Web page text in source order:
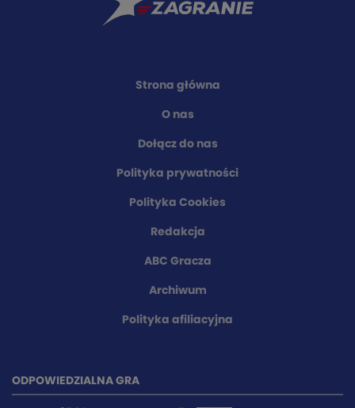
Strona główna
O nas
Dołącz do nas
Polityka prywatności
Polityka Cookies
Redakcja
ABC Gracza
Archiwum
Polityka afiliacyjna
ODPOWIEDZIALNA GRA